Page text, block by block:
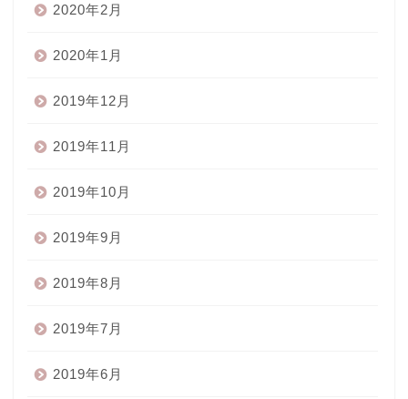
2020年2月
2020年1月
2019年12月
2019年11月
2019年10月
2019年9月
2019年8月
2019年7月
2019年6月